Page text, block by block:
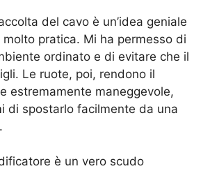
del cavo è un’idea geniale
pratica. Mi ha permesso di
ordinato e di evitare che il
Le ruote, poi, rendono il
estremamente maneggevole,
di spostarlo facilmente da una
è un vero scudo